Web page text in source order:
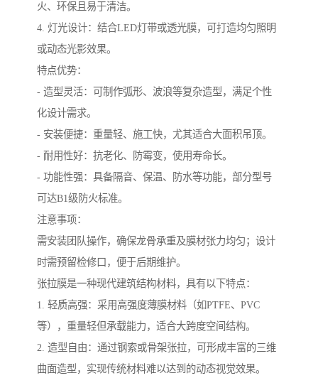
火、环保且易于清洁。
4. 灯光设计：结合LED灯带或透光膜，可打造均匀照明
或动态光影效果。
特点优势：
- 造型灵活：可制作弧形、波浪等复杂造型，满足个性
化设计需求。
- 安装便捷：重量轻、施工快，尤其适合大面积吊顶。
- 耐用性好：抗老化、防霉变，使用寿命长。
- 功能性强：具备隔音、保温、防水等功能，部分型号
可达B1级防火标准。
注意事项：
需安装团队操作，确保龙骨承重及膜材张力均匀；设计
时需预留检修口，便于后期维护。
张拉膜是一种现代建筑结构材料，具有以下特点：
1. 轻质高强：采用高强度薄膜材料（如PTFE、PVC
等），重量轻但承载能力，适合大跨度空间结构。
2. 造型自由：通过钢索或骨架张拉，可形成丰富的三维
曲面造型，实现传统材料难以达到的动态视觉效果。